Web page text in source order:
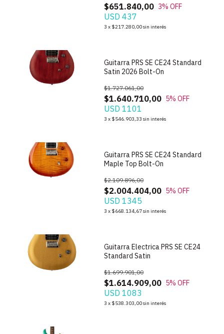
$651.840,00 3% OFF
USD 437
3 x $217.280,00sin interés
Guitarra PRS SE CE24 Standard
Satin 2026 Bolt-On
$1.640.710,00
$1.727.061,00
5% OFF
USD 1101
3 x $546.903,33 sin interés
Guitarra PRS SE CE24 Standard
Maple Top Bolt-On
$2.004.404,00
$2.109.896,00
5% OFF
USD 1345
3 x $668.134,67sin interés
Guitarra Electrica PRS SE CE24
Standard Satin
$1.614.909,00
$1.699.901,00
5% OFF
USD 1083
3 x $538.303,00sin interés